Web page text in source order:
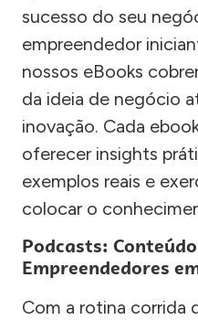
sucesso do seu
empreendedor
nossos eBooks
da ideia de negócio
inovação. Cada
oferecer insights
exemplos reais e
colocar o
Podcasts:
Empreendedores
Com a rotina corrida